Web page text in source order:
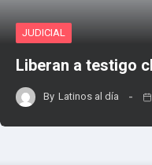
JUDICIAL
Liberan a testigo
By Latinos al día